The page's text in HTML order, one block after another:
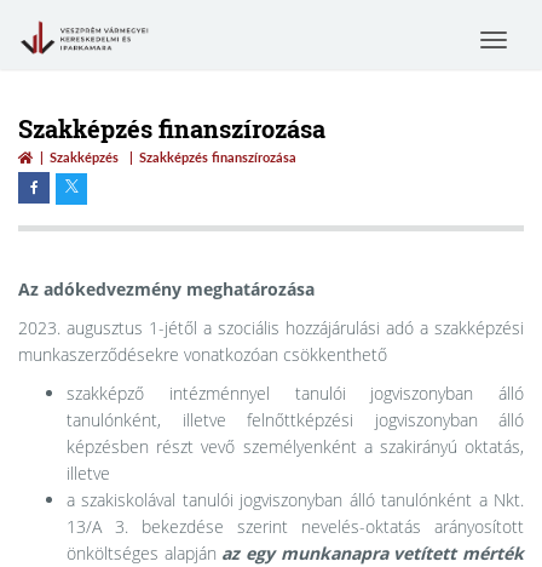
Toggle
Szakképzés finanszírozása
Szakképzés Szakképzés finanszírozása
Az adókedvezmény meghatározása
2023. augusztus 1-jétől a szociális hozzájárulási adó a szakképzési
munkaszerződésekre vonatkozóan csökkenthető
szakképző intézménnyel tanulói jogviszonyban álló
tanulónként, illetve felnőttképzési jogviszonyban álló
képzésben részt vevő személyenként a szakirányú oktatás,
illetve
a szakiskolával tanulói jogviszonyban álló tanulónként a Nkt.
13/A 3. bekezdése szerint nevelés-oktatás arányosított
önköltséges alapján az egy munkanapra vetített mérték